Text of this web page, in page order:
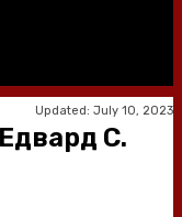
Updated: July 10, 2023
С.